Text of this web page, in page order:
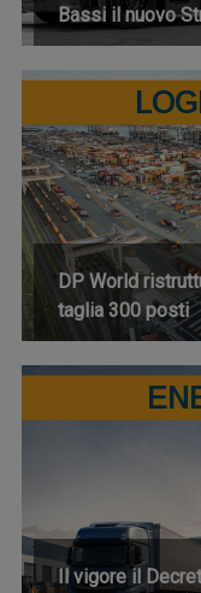
Bassi il nuovo
DP World
taglia 300 posti
Il vigore il